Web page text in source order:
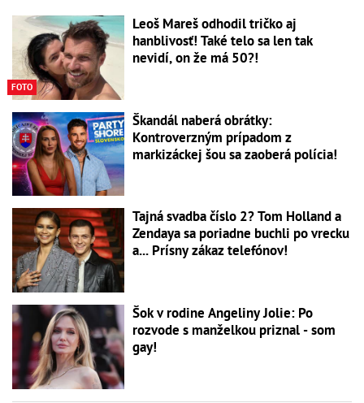
FOTO
Leoš Mareš odhodil tričko aj
hanblivosť! Také telo sa len tak
nevidí, on že má 50?!
Škandál naberá obrátky:
Kontroverzným prípadom z
markizáckej šou sa zaoberá polícia!
Tajná svadba číslo 2? Tom Holland a
Zendaya sa poriadne buchli po vrecku
a... Prísny zákaz telefónov!
Šok v rodine Angeliny Jolie: Po
rozvode s manželkou priznal - som
gay!